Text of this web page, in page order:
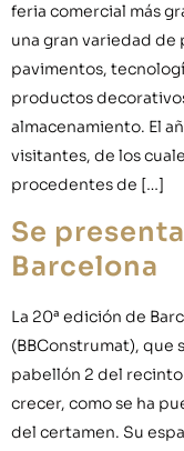
feria comercial más
una gran variedad
pavimentos,
productos
almacenamiento. El
visitantes, de los
procedentes de […]
Se
Barcelona
La 20ª edición de
(BBConstrumat), que
pabellón 2 del recinto
crecer, como se ha
del certamen. Su